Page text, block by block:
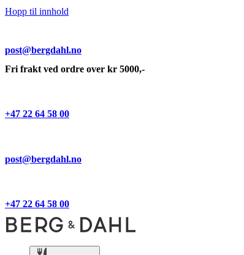
Hopp til innhold
post@bergdahl.no
Fri frakt ved ordre over kr 5000,-
+47 22 64 58 00
post@bergdahl.no
+47 22 64 58 00